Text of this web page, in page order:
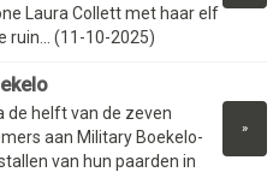
Laura Collett met haar elf
ruin... (11-10-2025)
»
de helft van de zeven
aan Military Boekelo-
van hun paarden in